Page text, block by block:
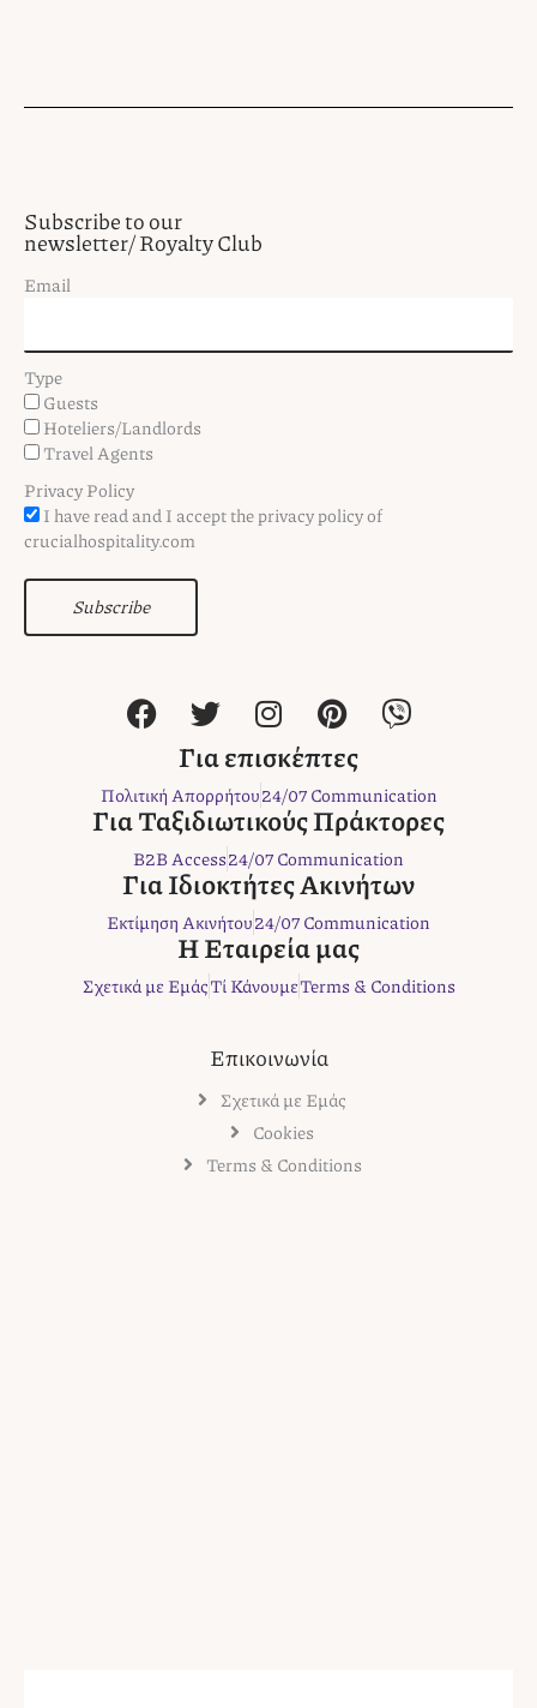
Subscribe to our
newsletter/ Royalty Club
Email
Type
Guests
Hoteliers/Landlords
Travel Agents
Privacy Policy
I have read and I accept the privacy policy of
crucialhospitality.com
Subscribe
F
a
e
b
o
o
k
T
w
i
t
t
e
r
I
n
s
t
a
g
r
a
m
P
i
n
t
e
r
e
s
t
V
i
e
r
Για επισκέπτες
Πολιτική Απορρήτου24/07 Communication
Για Ταξιδιωτικούς Πράκτορες
B2B Access24/07 Communication
Για Ιδιοκτήτες Ακινήτων
Εκτίμηση Ακινήτου24/07 Communication
Η Εταιρεία μας
Σχετικά με ΕμάςΤί ΚάνουμεTerms & Conditions
Επικοινωνία
Σχετικά με Εμάς
Cookies
Terms & Conditions